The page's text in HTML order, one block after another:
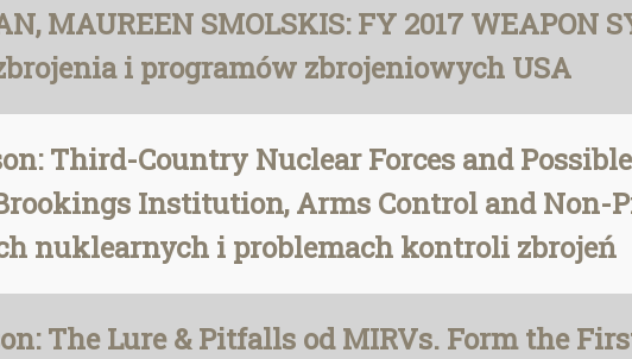
MAUREEN SMOLSKIS: FY 2017 WEAPON
i programów zbrojeniowych USA
Third-Country Nuclear Forces and
Institution, Arms Control and Non-
nuklearnych i problemach kontroli zbrojeń
The Lure & Pitfalls od MIRVs. Form the